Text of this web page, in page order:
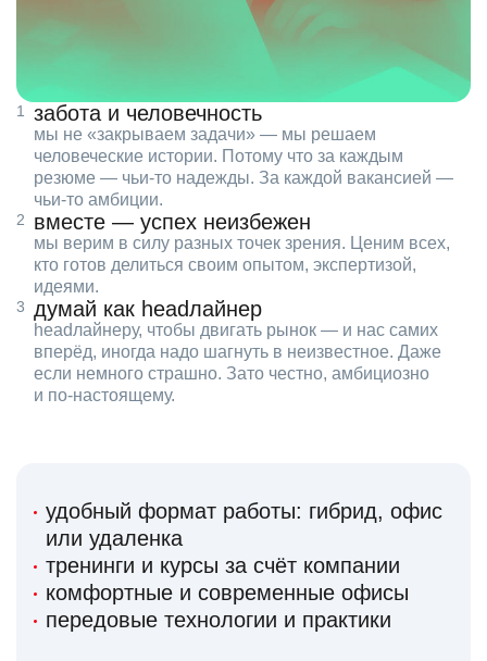
забота и человечность
мы не «закрываем задачи» — мы решаем
человеческие истории. Потому что за каждым
резюме — чьи‑то надежды. За каждой вакансией —
чьи‑то амбиции.
вместе — успех неизбежен
мы верим в силу разных точек зрения. Ценим всех,
кто готов делиться своим опытом, экспертизой,
идеями.
думай как headлайнер
headлайнеру, чтобы двигать рынок — и нас самих
вперёд, иногда надо шагнуть в неизвестное. Даже
если немного страшно. Зато честно, амбициозно
и по‑настоящему.
удобный формат работы: гибрид, офис
или удаленка
тренинги и курсы за счёт компании
комфортные и современные офисы
передовые технологии и практики